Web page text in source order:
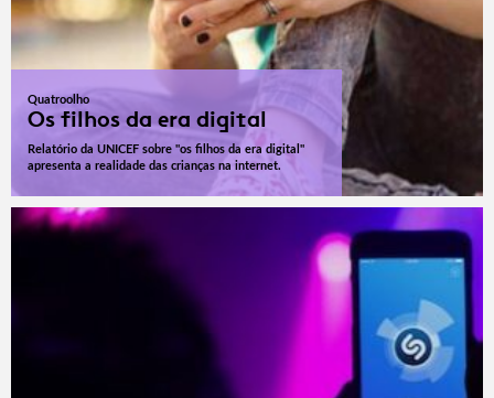
Quatroolho
Os filhos da era digital
Relatório da UNICEF sobre "os filhos da era digital"
apresenta a realidade das crianças na internet.